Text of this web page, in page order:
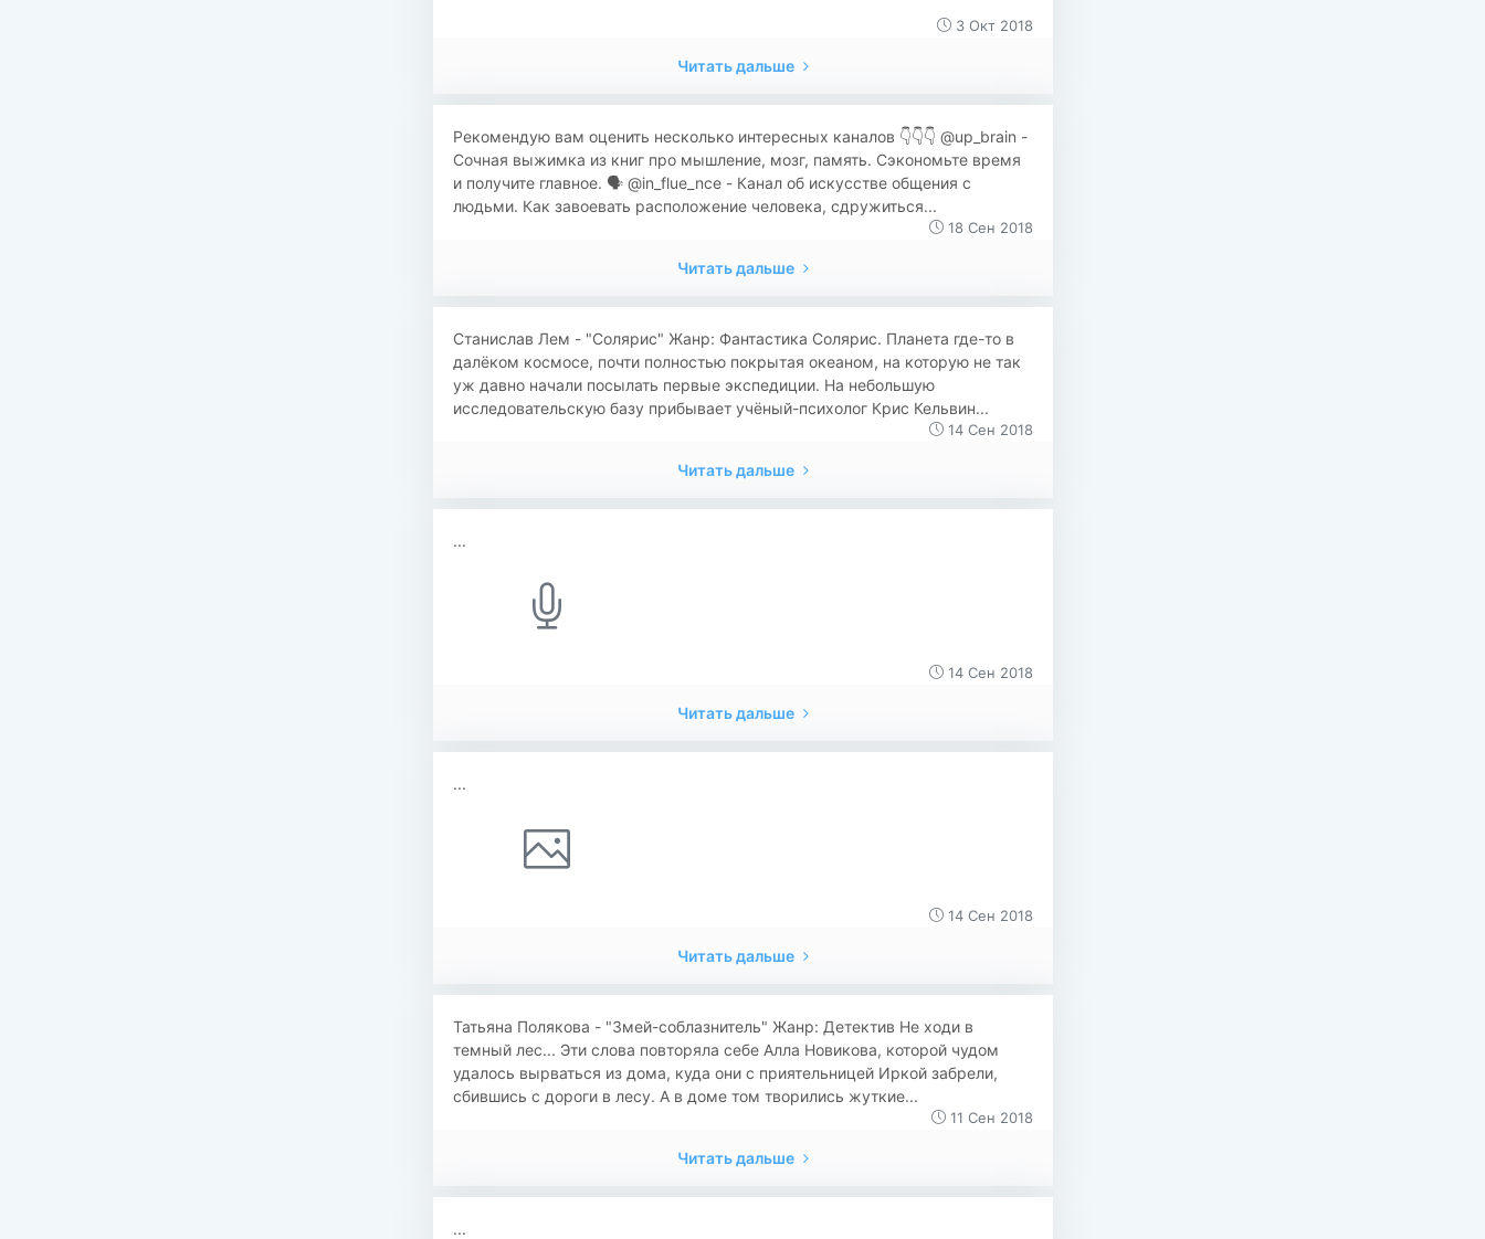
3 Окт 2018
Читать дальше
Рекомендую вам оценить несколько интересных каналов 👇👇👇 @up_brain -
Сочная выжимка из книг про мышление, мозг, память. Сэкономьте время
и получите главное. 🗣 @in_flue_nce - Канал об искусстве общения с
людьми. Как завоевать расположение человека, сдружиться...
18 Сен 2018
Читать дальше
Станислав Лем - "Солярис" Жанр: Фантастика Солярис. Планета где-то в
далёком космосе, почти полностью покрытая океаном, на которую не так
уж давно начали посылать первые экспедиции. На небольшую
исследовательскую базу прибывает учёный-психолог Крис Кельвин...
14 Сен 2018
Читать дальше
...
14 Сен 2018
Читать дальше
...
14 Сен 2018
Читать дальше
Татьяна Полякова - "Змей-соблазнитель" Жанр: Детектив Не ходи в
темный лес... Эти слова повторяла себе Алла Новикова, которой чудом
удалось вырваться из дома, куда они с приятельницей Иркой забрели,
сбившись с дороги в лесу. А в доме том творились жуткие...
11 Сен 2018
Читать дальше
...